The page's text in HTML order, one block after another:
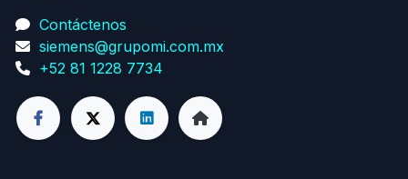
Contáctenos
siemens@grupomi.com.mx
+52 81 1228 7734